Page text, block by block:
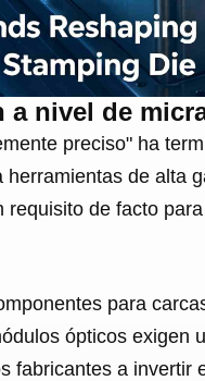
a nivel de
preciso" ha
herramientas de alta
requisito de facto
para
ópticos exigen
fabricantes a invertir